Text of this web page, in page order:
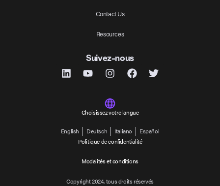
Contact Us
Resources
Suivez-nous
Choisissez votre langue
English Deutsch Italiano
Español
Politique de confidentialité
Modalités et conditions
Copyright 2024, tous droits réservés